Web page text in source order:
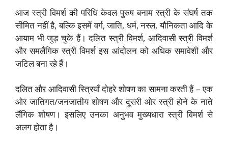
आज स्त्री विमर्श की परिधि केवल पुरुष बनाम स्त्री के संघर्ष तक
सीमित नहीं है, बल्कि इसमें वर्ग, जाति, धर्म, नस्ल, यौनिकता आदि के
आयाम भी जुड़ चुके हैं। दलित स्त्री विमर्श, आदिवासी स्त्री विमर्श
और समलैंगिक स्त्री विमर्श इस आंदोलन को अधिक समावेशी और
जटिल बना रहे हैं।
दलित और आदिवासी स्त्रियाँ दोहरे शोषण का सामना करती हैं – एक
ओर जातिगत/जनजातीय शोषण और दूसरी ओर स्त्री होने के नाते
लैंगिक शोषण। इसलिए उनका अनुभव मुख्यधारा स्त्री विमर्श से
अलग होता है।